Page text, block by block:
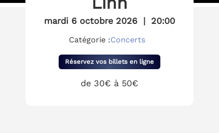
mardi 6 octobre 2026| 20:00
Catégorie :Concerts
Réservez vos billets en ligne
de 30€ à 50€